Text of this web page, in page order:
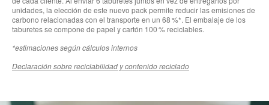
unidades, la elección de este nuevo pack permite reducir las emisiones de
carbono relacionadas con el transporte en un 68 %*. El embalaje de los
taburetes se compone de papel y cartón 100 % reciclables.
*estimaciones según cálculos internos
Declaración sobre reciclabilidad y contenido reciclado